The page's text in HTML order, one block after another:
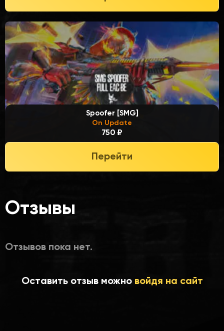
Spoofer [SMG]
On Update
750 ₽
Перейти
Отзывы
Отзывов пока нет.
Оставить отзыв можно войдя на сайт